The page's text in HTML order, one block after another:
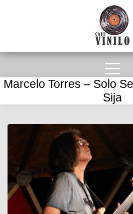
Marcelo Torres – Solo
Sija